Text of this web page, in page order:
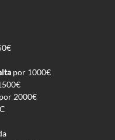
por 1000€
2000€